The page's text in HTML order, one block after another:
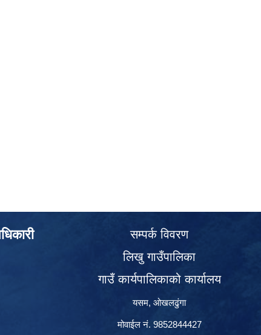
सम्पर्क विवरण
लिखु गाउँपालिका
गाउँ कार्यपालिकाको कार्यालय
यसम, ओखलढुंगा
मोवाईल नं. 9852844427